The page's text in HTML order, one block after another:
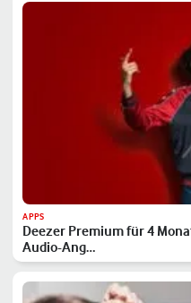
APPS
Deezer Premium für 4
Audio-Ang…